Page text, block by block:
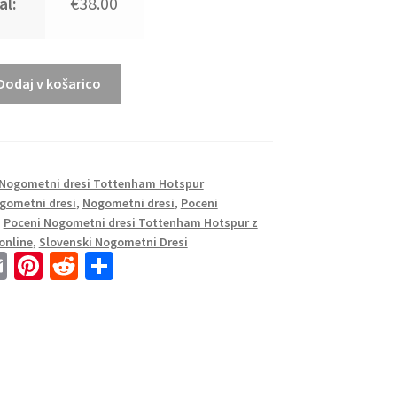
v košarico
Nogometni dresi Tottenham Hotspur
dresi, Nogometni dresi, Poceni
Poceni Nogometni dresi Tottenham Hotspur z
, Slovenski Nogometni Dresi
E Pi R S